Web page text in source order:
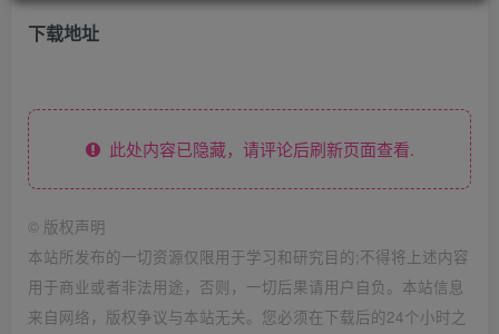
下载地址
此处内容已隐藏，请评论后刷新页面查看.
© 版权声明
本站所发布的一切资源仅限用于学习和研究目的;不得将上述内容
用于商业或者非法用途，否则，一切后果请用户自负。本站信息
来自网络，版权争议与本站无关。您必须在下载后的24个小时之